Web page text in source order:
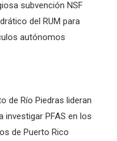
subvención NSF
del RUM para
autónomos
de Río Piedras lideran
investigar PFAS en los
de Puerto Rico